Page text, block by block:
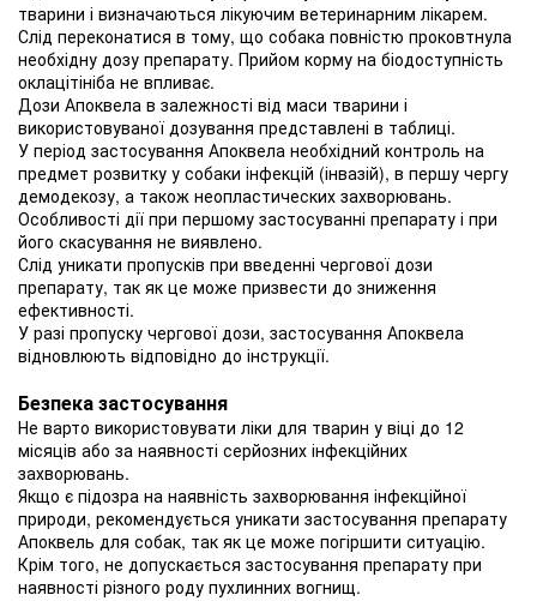
тварини і визначаються лікуючим ветеринарним лікарем.
Слід переконатися в тому, що собака повністю проковтнула
необхідну дозу препарату. Прийом корму на біодоступність
оклацітініба не впливає.
Дози Апоквела в залежності від маси тварини і
використовуваної дозування представлені в таблиці.
У період застосування Апоквела необхідний контроль на
предмет розвитку у собаки інфекцій (інвазій), в першу чергу
демодекозу, а також неопластических захворювань.
Особливості дії при першому застосуванні препарату і при
його скасування не виявлено.
Слід уникати пропусків при введенні чергової дози
препарату, так як це може призвести до зниження
ефективності.
У разі пропуску чергової дози, застосування Апоквела
відновлюють відповідно до інструкції.
Безпека застосування
Не варто використовувати ліки для тварин у віці до 12
місяців або за наявності серйозних інфекційних
захворювань.
Якщо є підозра на наявність захворювання інфекційної
природи, рекомендується уникати застосування препарату
Апоквель для собак, так як це може погіршити ситуацію.
Крім того, не допускається застосування препарату при
наявності різного роду пухлинних вогнищ.